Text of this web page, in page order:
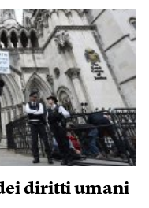
diritti umani